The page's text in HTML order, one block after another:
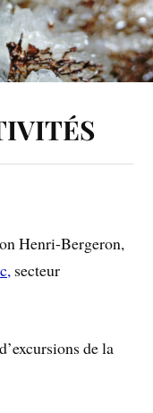
Henri-Bergeron,
secteur
de la